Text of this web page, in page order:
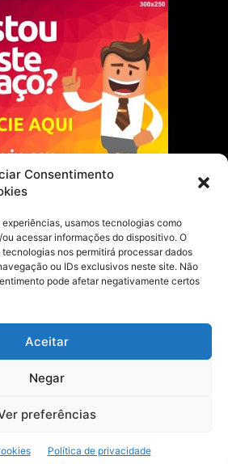
Consentimento
usamos tecnologias como
acessar informações do dispositivo. O
nos permitirá processar dados
ou IDs exclusivos neste site. Não
pode afetar negativamente certos
Aceitar
Negar
preferências
Política de privacidade
regularização
comunitário para
Paraenses